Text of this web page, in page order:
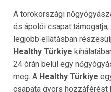
A törökországi
és ápolói csapat
legjobb ellátásban
Healthy Türkiye
24 órán belül egy
meg. A Healthy Türkiye
csapata gyors hozzáférést